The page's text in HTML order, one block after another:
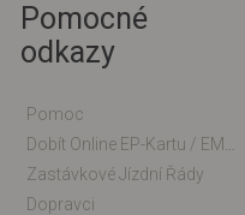
Pomocné
odkazy
Pomoc
Zastávkové Jízdní Řády
Dopravci